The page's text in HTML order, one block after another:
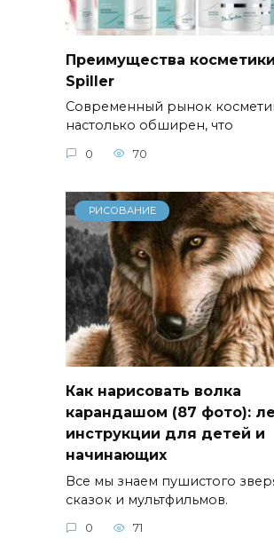
Преимущества
Spiller
Современный рынок
настолько обширен, что
0 70
РИСОВАНИЕ
Как нарисовать волка
карандашом (87 фото):
инструкции для детей и
начинающих
Все мы знаем пушистого
сказок и мультфильмов.
0 71